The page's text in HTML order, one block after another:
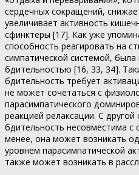
сердечных сокращений,
увеличивает активность
сфинктеры [17]. Как уже
способность реагировать на
симпатической системой,
бдительностью [16, 33, 34].
бдительность требует
не может сочетаться с
парасимпатического
реакцией релаксации. С
бдительность несовместима
менее, она может возникать
уровнем парасимпатической
также может возникать в